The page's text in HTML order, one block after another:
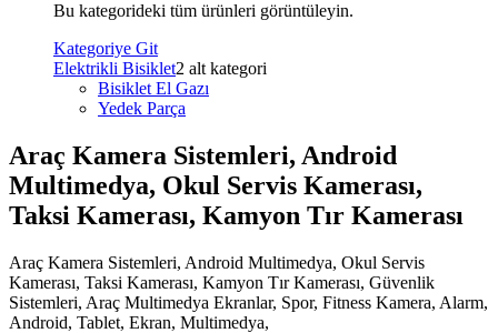
Bu kategorideki tüm ürünleri görüntüleyin.
Kategoriye Git
Elektrikli Bisiklet2 alt kategori
Bisiklet El Gazı
Yedek Parça
Araç Kamera Sistemleri, Android
Multimedya, Okul Servis Kamerası,
Taksi Kamerası, Kamyon Tır Kamerası
Araç Kamera Sistemleri, Android Multimedya, Okul Servis
Kamerası, Taksi Kamerası, Kamyon Tır Kamerası, Güvenlik
Sistemleri, Araç Multimedya Ekranlar, Spor, Fitness Kamera, Alarm,
Android, Tablet, Ekran, Multimedya,